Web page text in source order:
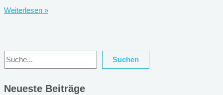
Wege
Weiterlesen »
Suchen Suchen
Neueste Beiträge